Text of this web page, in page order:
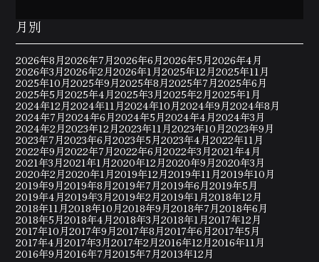
月別
2026年8月2026年7月2026年6月2026年5月2026年4月
2026年3月2026年2月2026年1月2025年12月2025年11月
2025年10月2025年9月2025年8月2025年7月2025年6月
2025年5月2025年4月2025年3月2025年2月2025年1月
2024年12月2024年11月2024年10月2024年9月2024年8月
2024年7月2024年6月2024年5月2024年4月2024年3月
2024年2月2023年12月2023年11月2023年10月2023年9月
2023年7月2023年6月2023年5月2023年4月2022年11月
2022年9月2022年7月2022年6月2022年3月2021年4月
2021年3月2021年1月2020年12月2020年9月2020年3月
2020年2月2020年1月2019年12月2019年11月2019年10月
2019年9月2019年8月2019年7月2019年6月2019年5月
2019年4月2019年3月2019年2月2019年1月2018年12月
2018年11月2018年10月2018年9月2018年7月2018年6月
2018年5月2018年4月2018年3月2018年1月2017年12月
2017年10月2017年9月2017年8月2017年6月2017年5月
2017年4月2017年3月2017年2月2016年12月2016年11月
2016年9月2016年7月2015年7月2013年12月